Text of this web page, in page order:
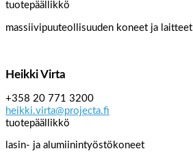
tuotepäällikkö
massiivipuuteollisuuden koneet ja laitteet
Heikki Virta
+358 20 771 3200
heikki.virta@projecta.fi
tuotepäällikkö
lasin- ja alumiinintyöstökoneet